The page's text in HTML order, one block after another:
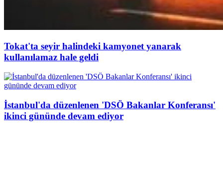
Tokat'ta seyir halindeki kamyonet yanarak
kullanılamaz hale geldi
İstanbul'da düzenlenen 'DSÖ Bakanlar Konferansı'
ikinci gününde devam ediyor